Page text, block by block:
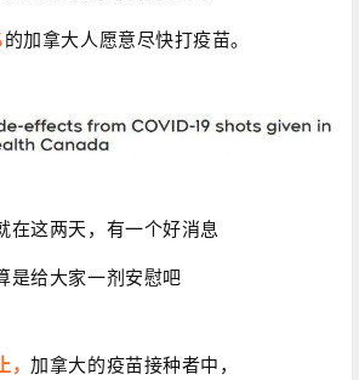
的加拿大人愿意尽快打疫苗。
在这两天，有一个好消息
是给大家一剂安慰吧
，加拿大的疫苗接种者中，